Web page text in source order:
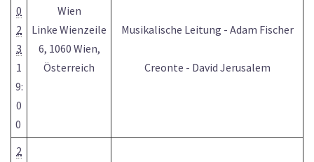
0
2
3
1
9:
0
0
Wien
Linke Wienzeile
6, 1060 Wien,
Österreich
Musikalische Leitung - Adam Fischer
Creonte - David Jerusalem
2